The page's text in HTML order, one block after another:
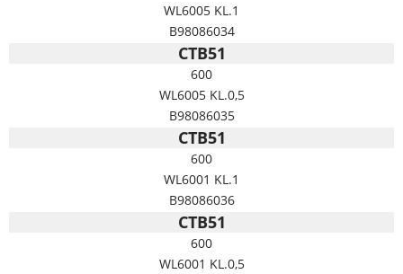
WL6005 KL.1
B98086034
CTB51
600
WL6005 KL.0,5
B98086035
CTB51
600
WL6001 KL.1
B98086036
CTB51
600
WL6001 KL.0,5